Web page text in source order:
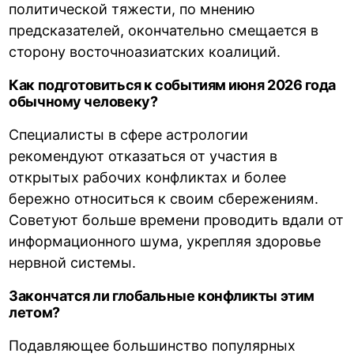
политической тяжести, по мнению
предсказателей, окончательно смещается в
сторону восточноазиатских коалиций.
Как подготовиться к событиям июня 2026 года
обычному человеку?
Специалисты в сфере астрологии
рекомендуют отказаться от участия в
открытых рабочих конфликтах и более
бережно относиться к своим сбережениям.
Советуют больше времени проводить вдали от
информационного шума, укрепляя здоровье
нервной системы.
Закончатся ли глобальные конфликты этим
летом?
Подавляющее большинство популярных